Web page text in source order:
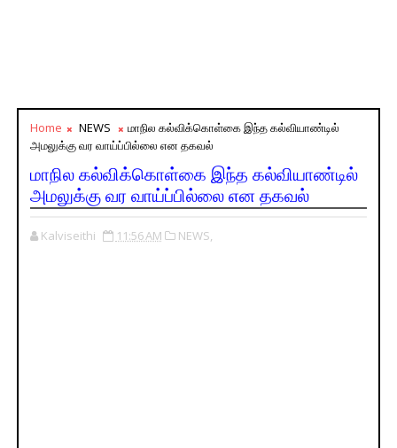
Home NEWS
மாநில கல்விக்கொள்கை இந்த கல்வியாண்டில்
அமலுக்கு வர வாய்ப்பில்லை என தகவல்
மாநில கல்விக்கொள்கை இந்த கல்வியாண்டில்
அமலுக்கு வர வாய்ப்பில்லை என தகவல்
Kalviseithi 11:56 AM NEWS,